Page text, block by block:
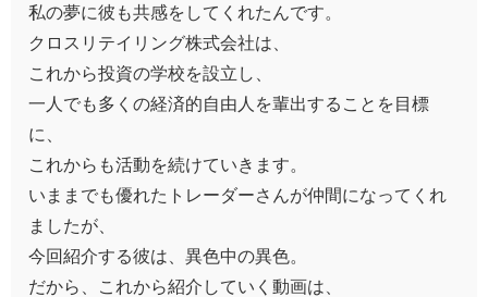
私の夢に彼も共感をしてくれたんです。
クロスリテイリング株式会社は、
これから投資の学校を設立し、
一人でも多くの経済的自由人を輩出することを目標
に、
これからも活動を続けていきます。
いままでも優れたトレーダーさんが仲間になってくれ
ましたが、
今回紹介する彼は、異色中の異色。
だから、これから紹介していく動画は、